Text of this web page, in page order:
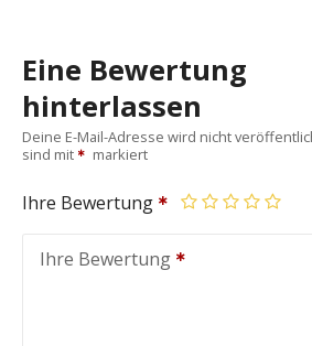
Eine Bewertung
hinterlassen
Deine E-Mail-Adresse wird nicht
sind mit
markiert
Ihre Bewertung
Ihre Bewertung